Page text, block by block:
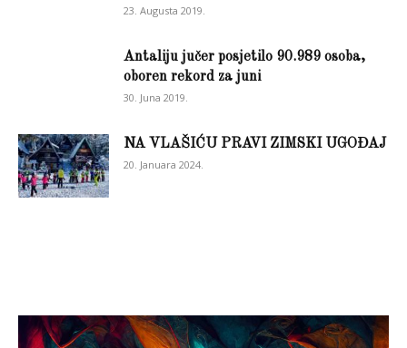
23. Augusta 2019.
Antaliju jučer posjetilo 90.989 osoba,
oboren rekord za juni
30. Juna 2019.
NA VLAŠIĆU PRAVI ZIMSKI UGOĐAJ
20. Januara 2024.